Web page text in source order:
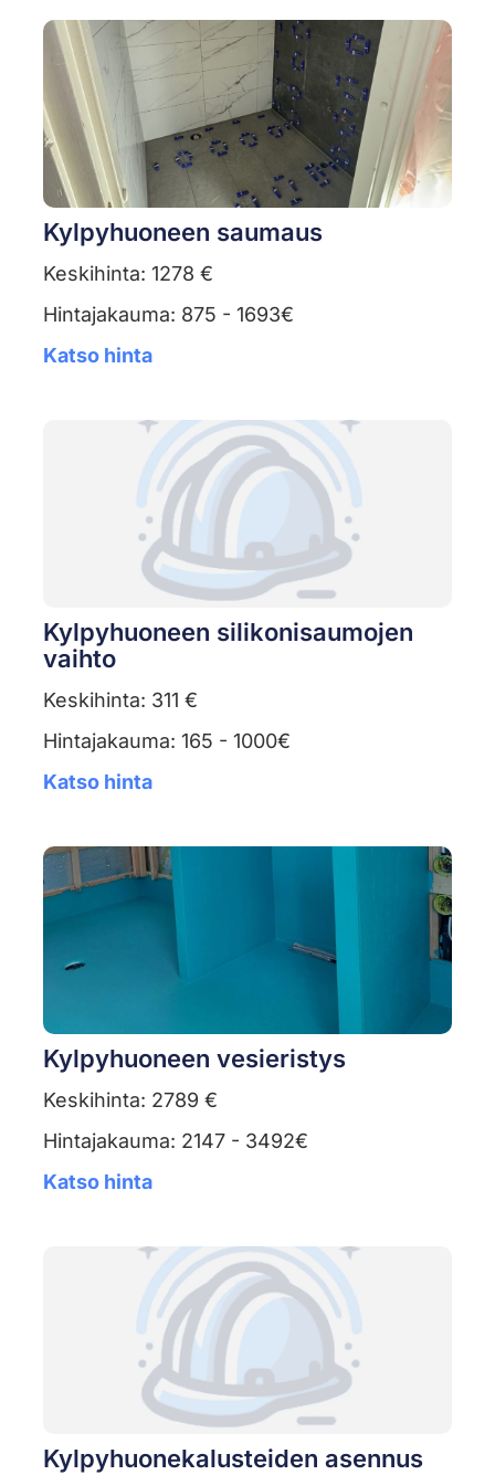
Kylpyhuoneen saumaus
Keskihinta: 1278 €
Hintajakauma: 875 - 1693€
Katso hinta
Kylpyhuoneen silikonisaumojen
vaihto
Keskihinta: 311 €
Hintajakauma: 165 - 1000€
Katso hinta
Kylpyhuoneen vesieristys
Keskihinta: 2789 €
Hintajakauma: 2147 - 3492€
Katso hinta
Kylpyhuonekalusteiden asennus